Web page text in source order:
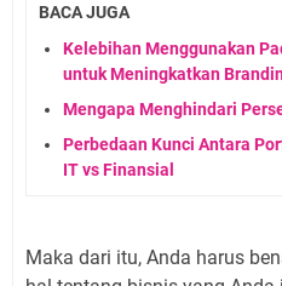
BACA JUGA
Kelebihan Menggunakan
untuk Meningkatkan
Mengapa Menghindari
Perbedaan Kunci Antara
IT vs Finansial
Maka dari itu, Anda harus